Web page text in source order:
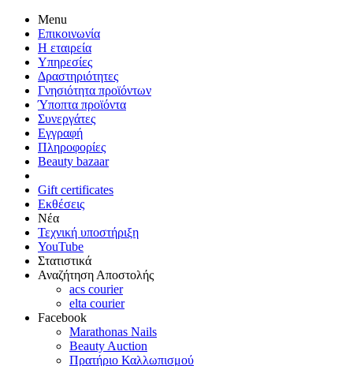
Menu
Επικοινωνία
Η εταιρεία
Υπηρεσίες
Δραστηριότητες
Γνησιότητα προϊόντων
Ύποπτα προϊόντα
Συνεργάτες
Εγγραφή
Πληροφορίες
Beauty bazaar
Gift certificates
Εκθέσεις
Νέα
Τεχνική υποστήριξη
YouTube
Στατιστικά
Αναζήτηση Αποστολής
acs courier
elta courier
Facebook
Marathonas Nails
Beauty Auction
Πρατήριο Καλλωπισμού